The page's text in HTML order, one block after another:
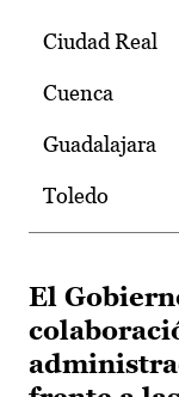
Ciudad Real
Cuenca
Guadalajara
Toledo
El